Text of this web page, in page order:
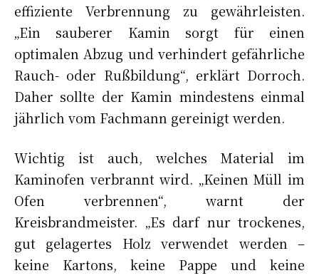
effiziente Verbrennung zu gewährleisten.
„Ein sauberer Kamin sorgt für einen
optimalen Abzug und verhindert gefährliche
Rauch- oder Rußbildung“, erklärt Dorroch.
Daher sollte der Kamin mindestens einmal
jährlich vom Fachmann gereinigt werden.
Wichtig ist auch, welches Material im
Kaminofen verbrannt wird. „Keinen Müll im
Ofen verbrennen“, warnt der
Kreisbrandmeister. „Es darf nur trockenes,
gut gelagertes Holz verwendet werden –
keine Kartons, keine Pappe und keine